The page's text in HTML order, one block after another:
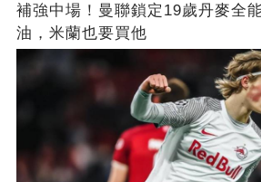
補強中場！曼聯鎖定19歲丹麥全
油，米蘭也要買他